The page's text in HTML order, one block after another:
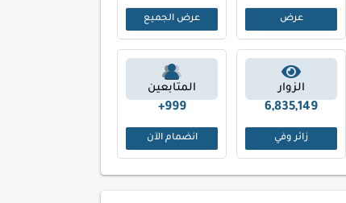
عرض عرض الجميع
الزوار
6,835,149
زائر وفي
المتابعين
999+
انضمام الآن